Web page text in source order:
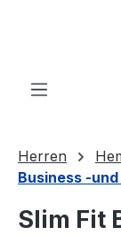
Herren
Business -
Slim Fit